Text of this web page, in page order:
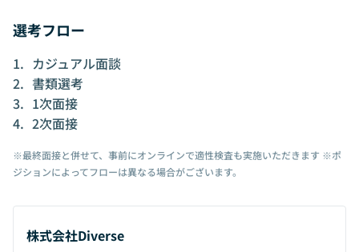
選考フロー
カジュアル面談
書類選考
1次面接
2次面接
※最終面接と併せて、事前にオンラインで適性検査も実施いただきます ※ポ
ジションによってフローは異なる場合がございます。
株式会社Diverse